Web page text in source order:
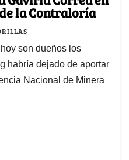
la Contraloría
son dueños los
habría dejado de aportar
Nacional de Minera